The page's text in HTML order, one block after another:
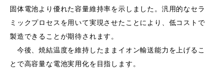
固体電池より優れた容量維持率を⽰しました。汎⽤的なセラ
ミックプロセスを⽤いて実現させたことにより、低コストで
製造できることが期待されます。
今後、焼結温度を維持したままイオン輸送能⼒を上げるこ
とで⾼容量な電池実⽤化を⽬指します。